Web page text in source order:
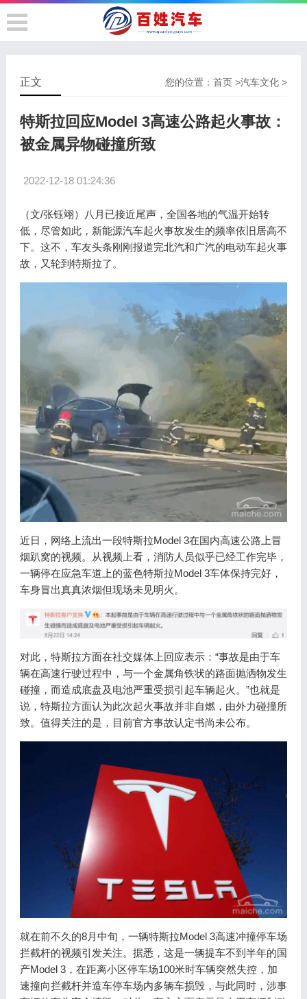
您的位置：首页 >汽车文化 >
正文
特斯拉回应Model 3高速公路起火事故：
被金属异物碰撞所致
2022-12-18 01:24:36
（文/张钰翊）八月已接近尾声，全国各地的气温开始转
低，尽管如此，新能源汽车起火事故发生的频率依旧居高不
下。这不，车友头条刚刚报道完北汽和广汽的电动车起火事
故，又轮到特斯拉了。
近日，网络上流出一段特斯拉Model 3在国内高速公路上冒
烟趴窝的视频。从视频上看，消防人员似乎已经工作完毕，
一辆停在应急车道上的蓝色特斯拉Model 3车体保持完好，
车身冒出真真浓烟但现场未见明火。
对此，特斯拉方面在社交媒体上回应表示：“事故是由于车
辆在高速行驶过程中，与一个金属角铁状的路面抛洒物发生
碰撞，而造成底盘及电池严重受损引起车辆起火。”也就是
说，特斯拉方面认为此次起火事故并非自燃，由外力碰撞所
致。值得关注的是，目前官方事故认定书尚未公布。
就在前不久的8月中旬，一辆特斯拉Model 3高速冲撞停车场
拦截杆的视频引发关注。据悉，这是一辆提车不到半年的国
产Model 3，在距离小区停车场100米时车辆突然失控，加
速撞向拦截杆并造车停车场内多辆车损毁，与此同时，涉事